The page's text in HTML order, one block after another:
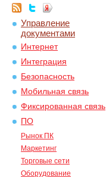
Управление
документами
Интернет
Интеграция
Безопасность
Мобильная связь
Фиксированная связь
ПО
Рынок ПК
Маркетинг
Торговые сети
Оборудование